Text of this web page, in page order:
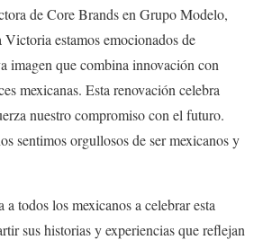
de Core Brands en Grupo Modelo,
estamos emocionados de
imagen que combina innovación con
mexicanas. Esta renovación celebra
nuestro compromiso con el futuro.
sentimos orgullosos de ser mexicanos y
todos los mexicanos a celebrar esta
sus historias y experiencias que reflejan